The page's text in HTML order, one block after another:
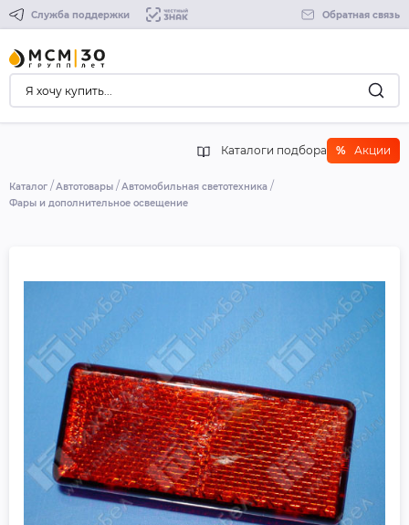
Служба поддержки Обратная связь
Каталоги подбора % Акции
Каталог Автотовары
Автомобильная светотехника
Фары и дополнительное освещение